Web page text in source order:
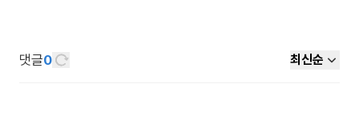
댓글0 최신순